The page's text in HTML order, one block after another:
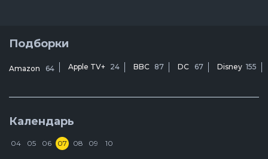
Подборки
Amazon 64 Apple TV+ 24 BBC 87 DC 67 Disney 155
Календарь
04 05 06 07 08 09 10